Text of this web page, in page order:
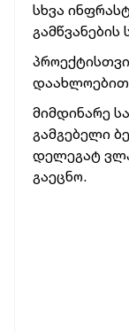
სხვა
გამწვანების
მიმდინარე
გამგებელი
დელეგატ
გაეცნო.